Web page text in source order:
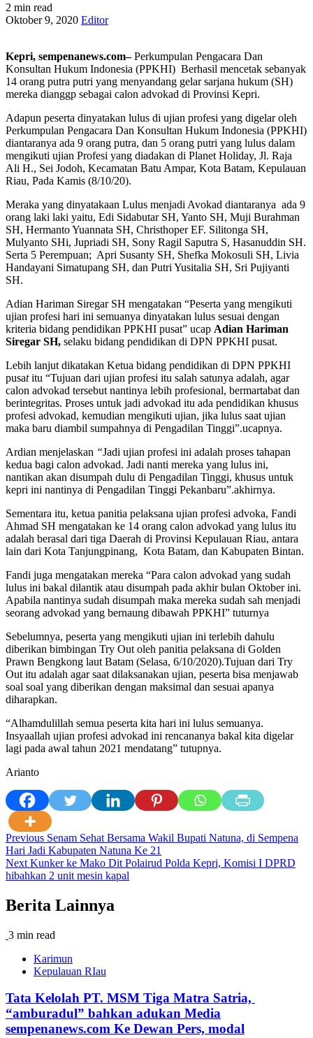
2 min read
Oktober 9, 2020 Editor
Kepri, sempenanews.com–Perkumpulan Pengacara Dan
Konsultan Hukum Indonesia (PPKHI) Berhasil mencetak sebanyak
14 orang putra putri yang menyandang gelar sarjana hukum (SH)
mereka dianggp sebagai calon advokad di Provinsi Kepri.
Adapun peserta dinyatakan lulus di ujian profesi yang digelar oleh
Perkumpulan Pengacara Dan Konsultan Hukum Indonesia (PPKHI)
diantaranya ada 9 orang putra, dan 5 orang putri yang lulus dalam
mengikuti ujian Profesi yang diadakan di Planet Holiday, Jl. Raja
Ali H., Sei Jodoh, Kecamatan Batu Ampar, Kota Batam, Kepulauan
Riau, Pada Kamis (8/10/20).
Meraka yang dinyatakaan Lulus menjadi Avokad diantaranya ada 9
orang laki laki yaitu, Edi Sidabutar SH, Yanto SH, Muji Burahman
SH, Hermanto Yuannata SH, Christhoper EF. Silitonga SH,
Mulyanto SHi, Jupriadi SH, Sony Ragil Saputra S, Hasanuddin SH.
Serta 5 Perempuan; Apri Susanty SH, Shefka Mokosuli SH, Livia
Handayani Simatupang SH, dan Putri Yusitalia SH, Sri Pujiyanti
SH.
Adian Hariman Siregar SH mengatakan “Peserta yang mengikuti
ujian profesi hari ini semuanya dinyatakan lulus sesuai dengan
kriteria bidang pendidikan PPKHI pusat” ucap Adian Hariman
Siregar SH, selaku bidang pendidikan di DPN PPKHI pusat.
Lebih lanjut dikatakan Ketua bidang pendidikan di DPN PPKHI
pusatitu “Tujuan dari ujian profesi itu salah satunya adalah, agar
calon advokad tersebut nantinya lebih profesional, bermartabat dan
berintegritas. Proses untuk jadi advokad itu ada pendidikan khusus
profesi advokad, kemudian mengikuti ujian, jika lulus saat ujian
maka baru diambil sumpahnya di Pengadilan Tinggi”.ucapnya.
Ardian menjelaskan “Jadi ujian profesi ini adalah proses tahapan
kedua bagi calon advokad. Jadi nanti mereka yang lulus ini,
nantikan akan disumpah dulu di Pengadilan Tinggi, khusus untuk
kepri ini nantinya di Pengadilan Tinggi Pekanbaru”.akhirnya.
Sementara itu, ketua panitia pelaksana ujian profesi advoka, Fandi
Ahmad SH mengatakan ke 14 orang calon advokad yang lulus itu
adalah berasal dari tiga Daerah di Provinsi Kepulauan Riau, antara
lain dari Kota Tanjungpinang, Kota Batam, dan Kabupaten Bintan.
Fandi juga mengatakan mereka “Para calon advokad yang sudah
lulus ini bakal dilantik atau disumpah pada akhir bulan Oktober ini.
Apabila nantinya sudah disumpah maka mereka sudah sah menjadi
seorang advokad yang bernaung dibawah PPKHI” tuturnya
Sebelumnya, peserta yang mengikuti ujian ini terlebih dahulu
diberikan bimbingan Try Out oleh panitia pelaksana di Golden
Prawn Bengkong laut Batam (Selasa, 6/10/2020).Tujuan dari Try
Out itu adalah agar saat dilaksanakan ujian, peserta bisa menjawab
soal soal yang diberikan dengan maksimal dan sesuai apanya
diharapkan.
“Alhamdulillah semua peserta kita hari ini lulus semuanya.
Insyaallah ujian profesi advokad ini rencananya bakal kita digelar
lagi pada awal tahun 2021 mendatang” tutupnya.
Arianto
Post
navigation
Previous Senam Sehat Bersama Wakil Bupati Natuna, di Sempena
Hari Jadi Kabupaten Natuna Ke 21
Next Kunker ke Mako Dit Polairud Polda Kepri, Komisi I DPRD
hibahkan 2 unit mesin kapal
Berita Lainnya
3 min read
Karimun
Kepulauan RIau
Tata Kelolah PT. MSM Tiga Matra Satria,
“amburadul” bahkan adukan Media
sempenanews.com Ke Dewan Pers, modal